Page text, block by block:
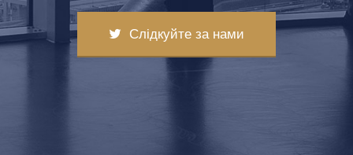
Слідкуйте за нами